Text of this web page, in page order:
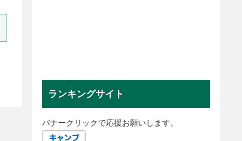
ランキングサイト
バナークリックで応援お願いします。